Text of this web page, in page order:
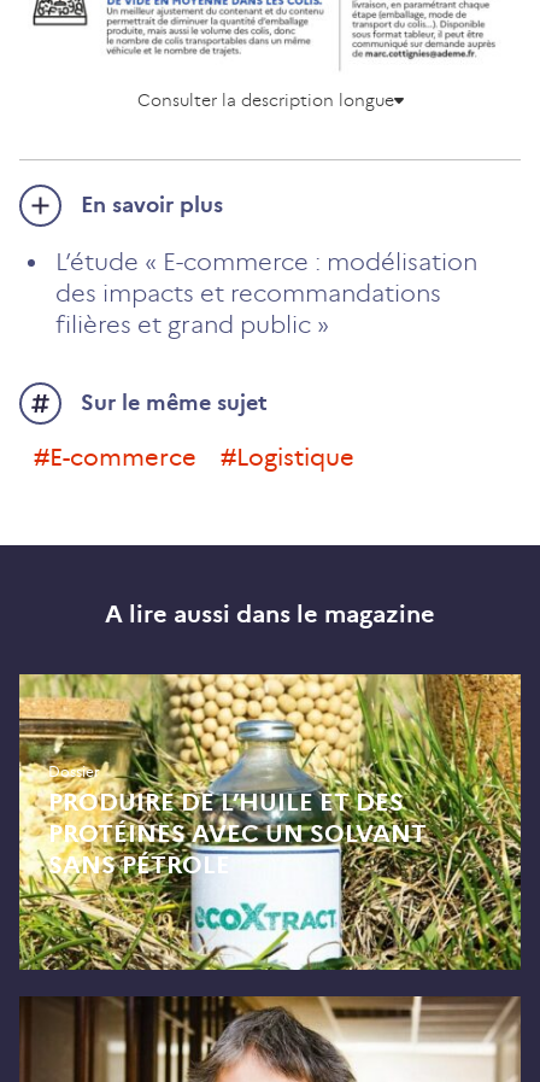
Consulter la description longue
En savoir plus
L’étude « E-commerce : modélisation
des impacts et recommandations
filières et grand public »
Sur le même sujet
#e-commerce #logistique
A lire aussi dans le magazine
Dossier
PRODUIRE DE L’HUILE ET DES
PROTÉINES AVEC UN SOLVANT
SANS PÉTROLE